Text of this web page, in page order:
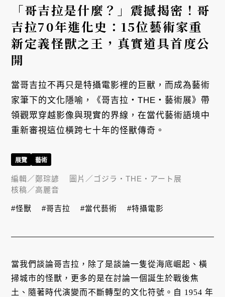
「哥吉拉是什麼？」震撼揭密！哥
吉拉70年進化史：15位藝術家重
新定義怪獸之王，真實道具首度公
開
當哥吉拉不再只是特攝電影裡的巨獸，而成為藝術
家筆下的文化隱喻，《哥吉拉・THE・藝術展》帶
領觀眾穿越影像與現實的界線，在當代藝術語境中
重新審視這位橫跨七十年的怪獸傳奇。
當我們談論哥吉拉，除了是談論一隻從海底崛起、橫
掃城市的怪獸，更多的是在討論一個誕生於戰後焦
土、隨著時代演變而不斷轉型的文化符號。自 1954 年
展覽 藝術
編輯／鄭琮諺 圖片／ ゴジラ・THE・アート展
核稿／高麗音
#怪獸 #哥吉拉 #當代藝術 #特攝電影